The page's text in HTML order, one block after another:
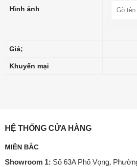
Hình ảnh
Giá;
Khuyến mại
HỆ THỐNG CỬA HÀNG
MIỀN BẮC
Showroom 1: Số 63A Phố Vọng,